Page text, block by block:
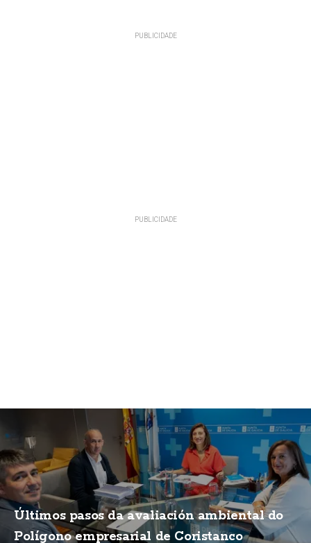
Últimos pasos da avaliación ambiental do
Polígono empresarial de Coristanco